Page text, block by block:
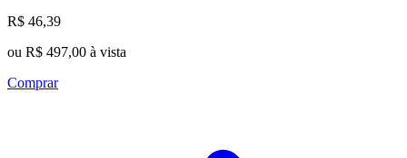
R$ 46,39
ou R$ 497,00 à vista
Comprar